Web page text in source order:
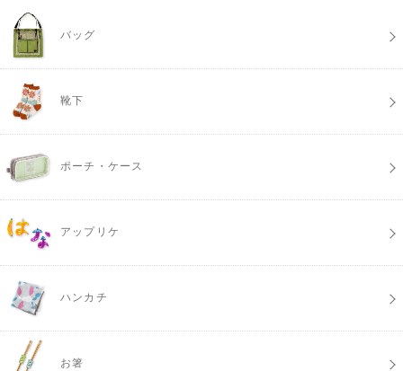
バッグ
靴下
ポーチ・ケース
アップリケ
ハンカチ
お箸